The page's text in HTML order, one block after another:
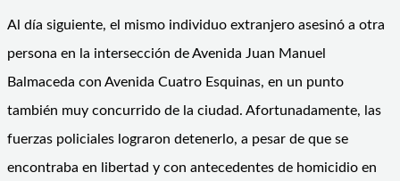
Al día siguiente, el mismo individuo extranjero asesinó a otra
persona en la intersección de Avenida Juan Manuel
Balmaceda con Avenida Cuatro Esquinas, en un punto
también muy concurrido de la ciudad. Afortunadamente, las
fuerzas policiales lograron detenerlo, a pesar de que se
encontraba en libertad y con antecedentes de homicidio en